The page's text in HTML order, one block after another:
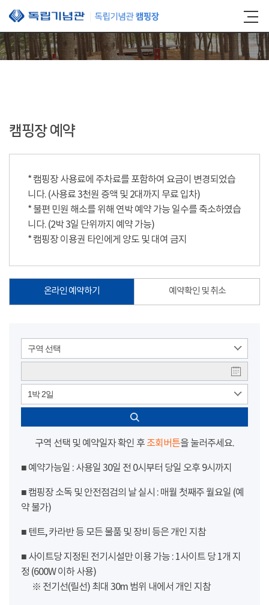
본문 바로가기
캠핑장 예약
* 캠핑장 사용료에 주차료를 포함하여 요금이 변경되었습
니다. (사용료 3천원 증액 및 2대까지 무료 입차)
* 불편 민원 해소를 위해 연박 예약 가능 일수를 축소하였습
니다. (2박 3일 단위까지 예약 가능)
* 캠핑장 이용권 타인에게 양도 및 대여 금지
온라인 예약하기 예약확인 및 취소
구역 선택
1박 2일
구역 선택 및 예약일자 확인 후 조회버튼을 눌러주세요.
■ 예약가능일 : 사용일 30일 전 0시부터 당일 오후 9시까지
■ 캠핑장 소독 및 안전점검의 날 실시 : 매월 첫째주 월요일 (예
약 불가)
■ 텐트, 카라반 등 모든 물품 및 장비 등은 개인 지참
■ 사이트당 지정된 전기시설만 이용 가능 : 1사이트 당 1개 지
정 (600W 이하 사용)
※ 전기선(릴선) 최대 30m 범위 내에서 개인 지참